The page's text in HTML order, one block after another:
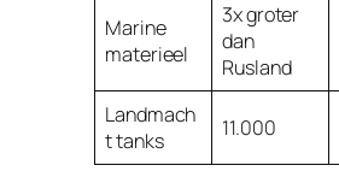
Marine
materieel
3x groter
dan
Rusland
Landmach
t tanks
11.000